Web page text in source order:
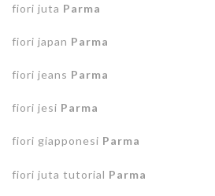
fiori juta Parma
fiori japan Parma
fiori jeans Parma
fiori jesi Parma
fiori giapponesi Parma
fiori juta tutorial Parma